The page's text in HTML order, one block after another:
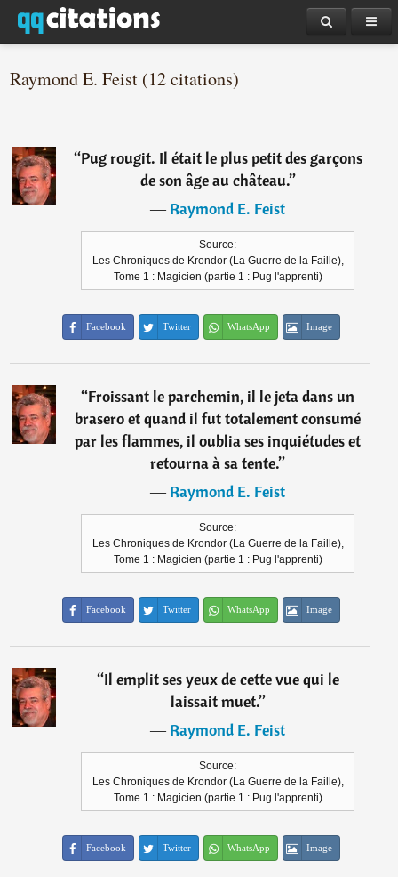
Raymond E. Feist (12 citations)
“Pug rougit. Il était le plus petit des garçons
de son âge au château.”
―Raymond E. Feist
Source:
Les Chroniques de Krondor (La Guerre de la Faille),
Tome 1 : Magicien (partie 1 : Pug l'apprenti)
Facebook Twitter WhatsApp Image
“Froissant le parchemin, il le jeta dans un
brasero et quand il fut totalement consumé
par les flammes, il oublia ses inquiétudes et
retourna à sa tente.”
―Raymond E. Feist
Source:
Les Chroniques de Krondor (La Guerre de la Faille),
Tome 1 : Magicien (partie 1 : Pug l'apprenti)
Facebook Twitter WhatsApp Image
“Il emplit ses yeux de cette vue qui le
laissait muet.”
―Raymond E. Feist
Source:
Les Chroniques de Krondor (La Guerre de la Faille),
Tome 1 : Magicien (partie 1 : Pug l'apprenti)
Facebook Twitter WhatsApp Image